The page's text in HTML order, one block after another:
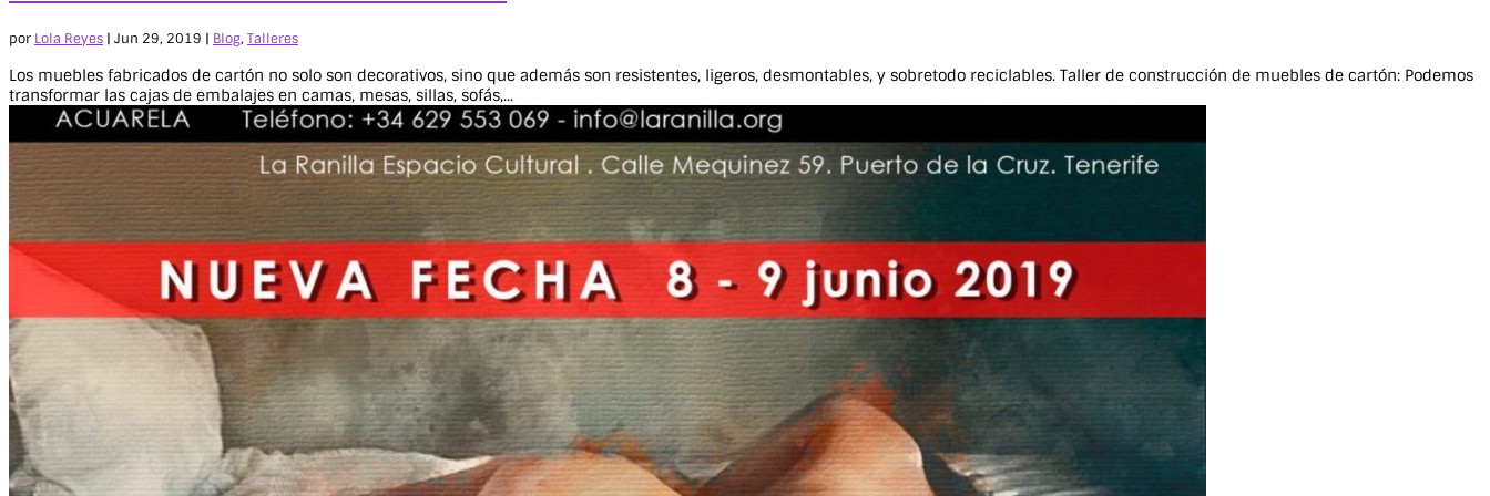
por Lola Reyes | Jun 29, 2019 | Blog, Talleres
Los muebles fabricados de cartón no solo son decorativos, sino que además son resistentes, ligeros, desmontables, y sobretodo reciclables. Taller de construcción de muebles de cartón: Podemos
transformar las cajas de embalajes en camas, mesas, sillas, sofás,...